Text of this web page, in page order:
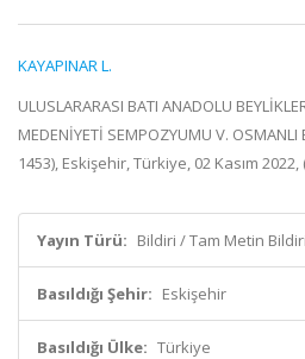
KAYAPINAR L.
ULUSLARARASI BATI ANADOLU
MEDENİYETİ SEMPOZYUMU V.
1453), Eskişehir, Türkiye, 02 Kasım
Yayın Türü: Bildiri / Tam Metin Bildiri
Basıldığı Şehir: Eskişehir
Basıldığı Ülke: Türkiye